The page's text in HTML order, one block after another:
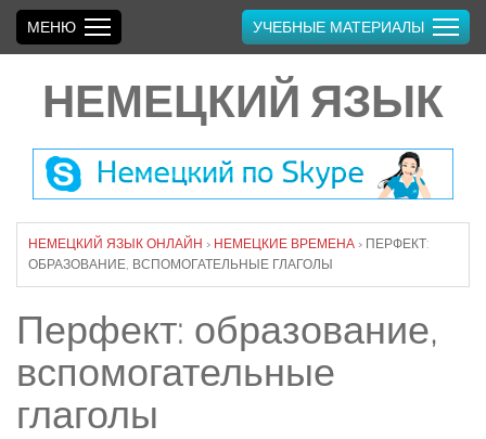
НЕМЕЦКИЙ ЯЗЫК
МЕНЮ УЧЕБНЫЕ МАТЕРИАЛЫ
НЕМЕЦКИЙ ЯЗЫК ОНЛАЙН › НЕМЕЦКИЕ ВРЕМЕНА › ПЕРФЕКТ:
ОБРАЗОВАНИЕ, ВСПОМОГАТЕЛЬНЫЕ ГЛАГОЛЫ
Перфект: образование,
вспомогательные
глаголы